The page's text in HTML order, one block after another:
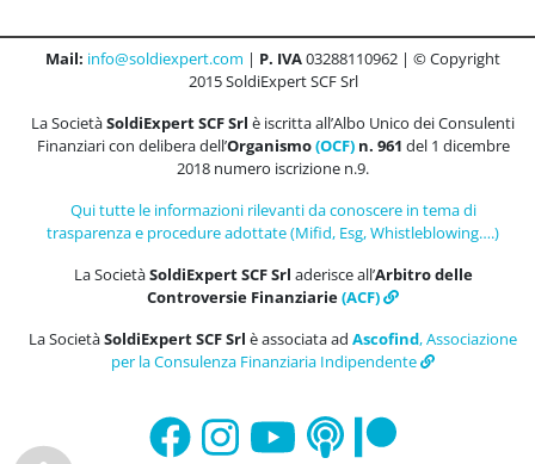
Mail: info@soldiexpert.com | P. IVA03288110962 | © Copyright
2015 SoldiExpert SCF Srl
La SocietàSoldiExpert SCF Srl è iscritta all’Albo Unico dei Consulenti
Finanziari con delibera dell’Organismo(OCF)n. 961 del 1 dicembre
2018 numero iscrizione n.9.
Qui tutte le informazioni rilevanti da conoscere in tema di
trasparenza e procedure adottate (Mifid, Esg, Whistleblowing….)
La SocietàSoldiExpert SCF Srl aderisce all’Arbitro delle
Controversie Finanziarie(ACF)
La SocietàSoldiExpert SCF Srl è associata ad Ascofind, Associazione
per la Consulenza Finanziaria Indipendente